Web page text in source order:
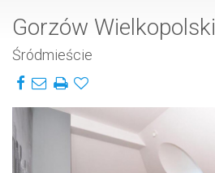
Gorzów Wielkopolski
Śródmieście